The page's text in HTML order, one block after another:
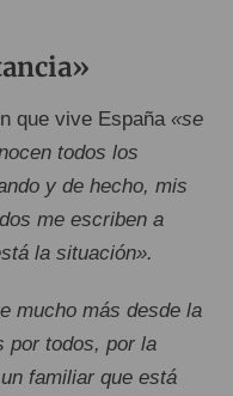
que vive España «se
todos los
y de hecho, mis
me escriben a
la situación».
mucho más desde la
por todos, por la
familiar que está